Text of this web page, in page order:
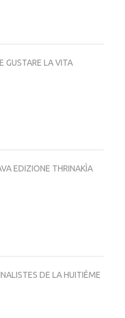
GUSTARE LA VITA
EDIZIONE THRINAKÌA
DE LA HUITIÈME